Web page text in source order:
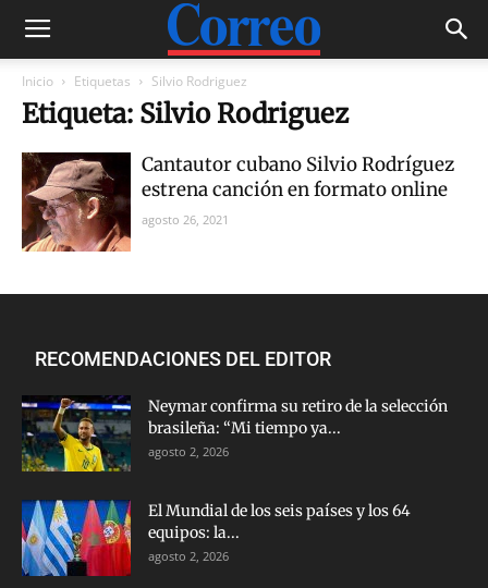
Inicio Etiquetas Silvio Rodriguez
Etiqueta: Silvio Rodriguez
Cantautor cubano Silvio Rodríguez
estrena canción en formato online
agosto 26, 2021
RECOMENDACIONES DEL EDITOR
Neymar confirma su retiro de la selección
brasileña: “Mi tiempo ya...
agosto 2, 2026
El Mundial de los seis países y los 64
equipos: la...
agosto 2, 2026